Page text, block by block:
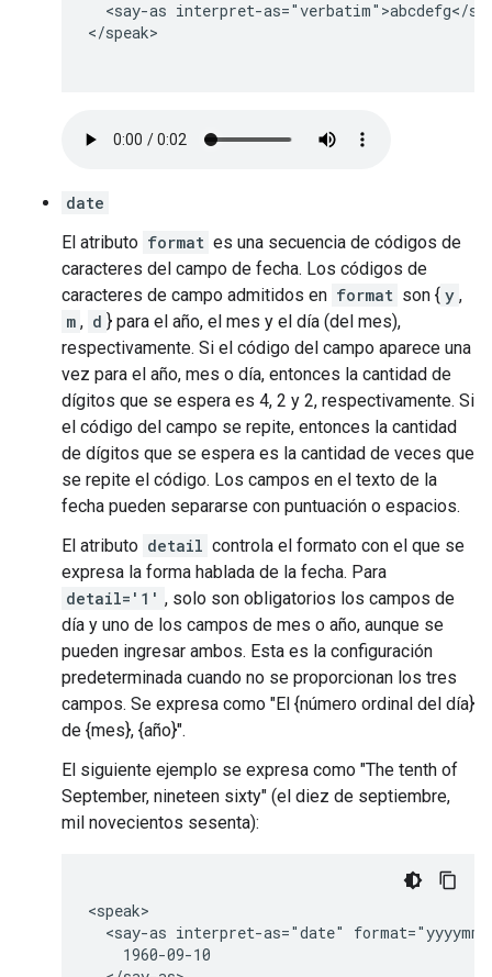
<say-as interpret-as="verbatim">abcdefg</
</speak>
date
El atributo format es una secuencia de códigos de
caracteres del campo de fecha. Los códigos de
caracteres de campo admitidos en format son { y ,
m , d } para el año, el mes y el día (del mes),
respectivamente. Si el código del campo aparece una
vez para el año, mes o día, entonces la cantidad de
dígitos que se espera es 4, 2 y 2, respectivamente. Si
el código del campo se repite, entonces la cantidad
de dígitos que se espera es la cantidad de veces que
se repite el código. Los campos en el texto de la
fecha pueden separarse con puntuación o espacios.
El atributo detail controla el formato con el que se
expresa la forma hablada de la fecha. Para
detail='1' , solo son obligatorios los campos de
día y uno de los campos de mes o año, aunque se
pueden ingresar ambos. Esta es la configuración
predeterminada cuando no se proporcionan los tres
campos. Se expresa como "El {número ordinal del día}
de {mes}, {año}".
El siguiente ejemplo se expresa como "The tenth of
September, nineteen sixty" (el diez de septiembre,
mil novecientos sesenta):
<speak>
<say-as interpret-as="date"
    1960-09-10